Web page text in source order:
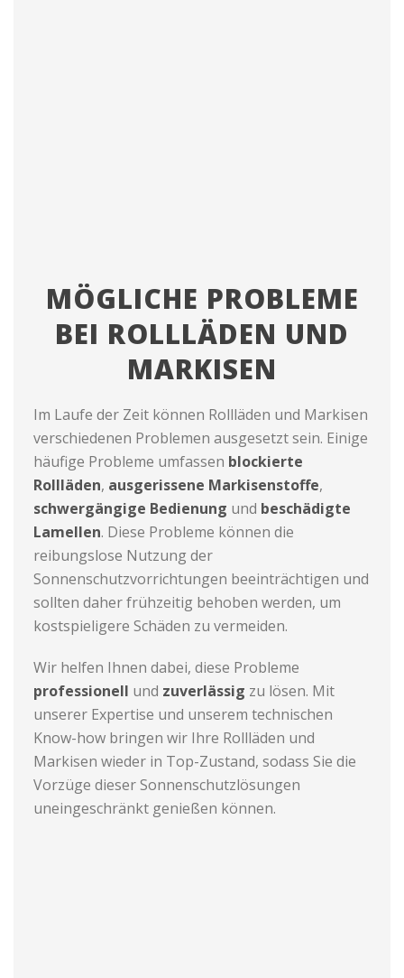
MÖGLICHE PROBLEME
BEI ROLLLÄDEN UND
MARKISEN
Im Laufe der Zeit können Rollläden und Markisen
verschiedenen Problemen ausgesetzt sein. Einige
häufige Probleme umfassen blockierte
Rollläden, ausgerissene Markisenstoffe,
schwergängige Bedienung und beschädigte
Lamellen. Diese Probleme können die
reibungslose Nutzung der
Sonnenschutzvorrichtungen beeinträchtigen und
sollten daher frühzeitig behoben werden, um
kostspieligere Schäden zu vermeiden.
Wir helfen Ihnen dabei, diese Probleme
professionell und zuverlässig zu lösen. Mit
unserer Expertise und unserem technischen
Know-how bringen wir Ihre Rollläden und
Markisen wieder in Top-Zustand, sodass Sie die
Vorzüge dieser Sonnenschutzlösungen
uneingeschränkt genießen können.